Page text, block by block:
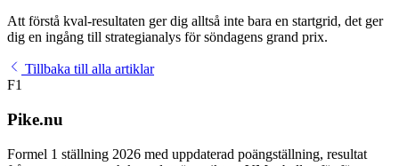
Att förstå kval-resultaten ger dig alltså inte bara en startgrid, det ger
dig en ingång till strategianalys för söndagens grand prix.
Tillbaka till alla artiklar
F1
Pike.nu
Formel 1 ställning 2026 med uppdaterad poängställning, resultat